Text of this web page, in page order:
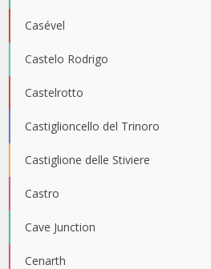
Casével
Castelo Rodrigo
Castelrotto
Castiglioncello del Trinoro
Castiglione delle Stiviere
Castro
Cave Junction
Cenarth